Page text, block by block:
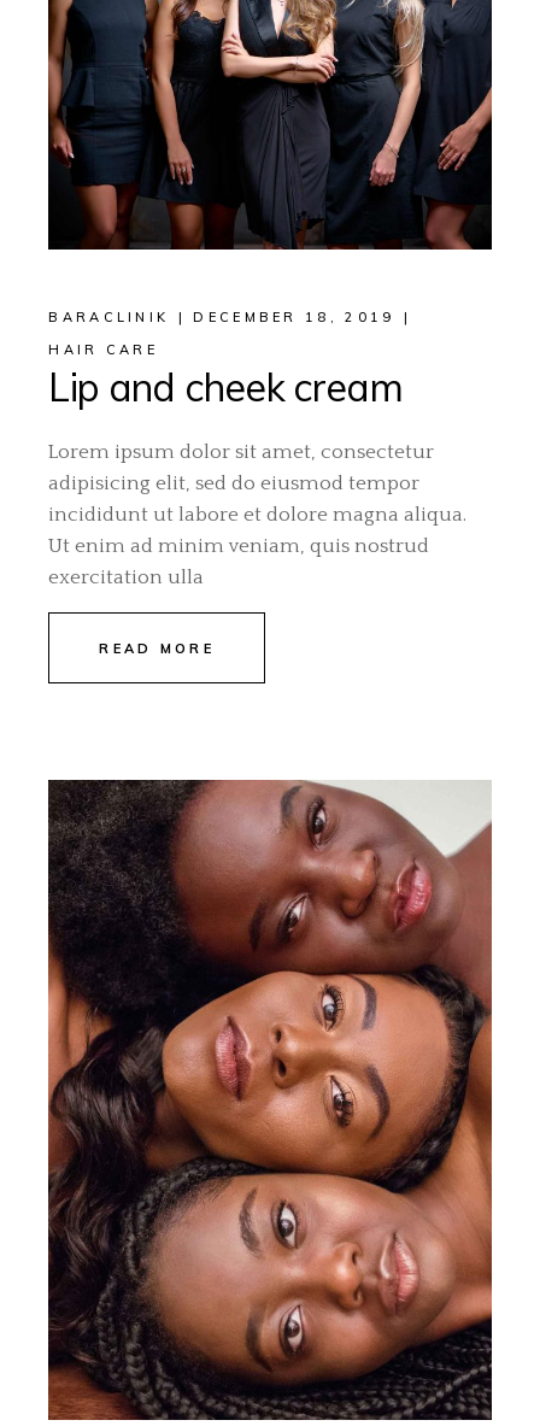
BARACLINIK
DECEMBER 18, 2019
HAIR CARE
Lip and cheek cream
Lorem ipsum dolor sit amet, consectetur
adipisicing elit, sed do eiusmod tempor
incididunt ut labore et dolore magna aliqua.
Ut enim ad minim veniam, quis nostrud
exercitation ulla
READ MORE